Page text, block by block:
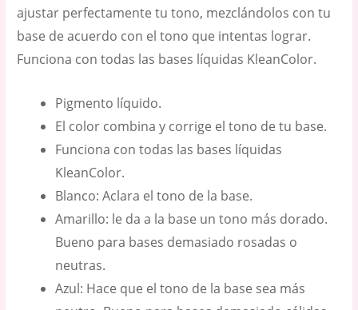
ajustar perfectamente tu tono, mezclándolos con tu
base de acuerdo con el tono que intentas lograr.
Funciona con todas las bases líquidas KleanColor.
Pigmento líquido.
El color combina y corrige el tono de tu base.
Funciona con todas las bases líquidas
KleanColor.
Blanco: Aclara el tono de la base.
Amarillo: le da a la base un tono más dorado.
Bueno para bases demasiado rosadas o
neutras.
Azul: Hace que el tono de la base sea más